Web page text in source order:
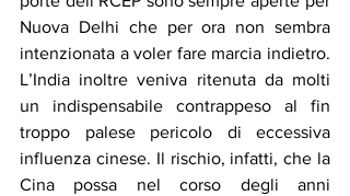
Nuova Delhi che per ora non sembra
intenzionata a voler fare marcia indietro.
L’India inoltre veniva ritenuta da molti
un indispensabile contrappeso al fin
troppo palese pericolo di eccessiva
influenza cinese. Il rischio, infatti, che la
Cina possa nel corso degli anni